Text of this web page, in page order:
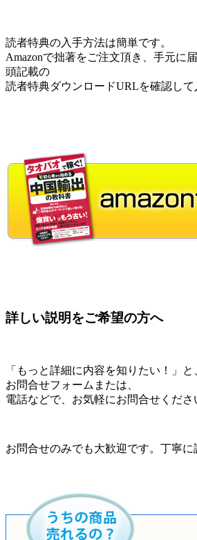
読者特典の入手方法は簡単です。
Amazonで拙著をご注文頂き、手元に
頭記載の
読者特典ダウンロードURLを確認して
詳しい説明をご希望の方へ
「もっと詳細に内容を知りたい！」
お問合せフォームまたは、
電話などで、お気軽にお問合せくださ
お問合せのみでも大歓迎です。丁寧に